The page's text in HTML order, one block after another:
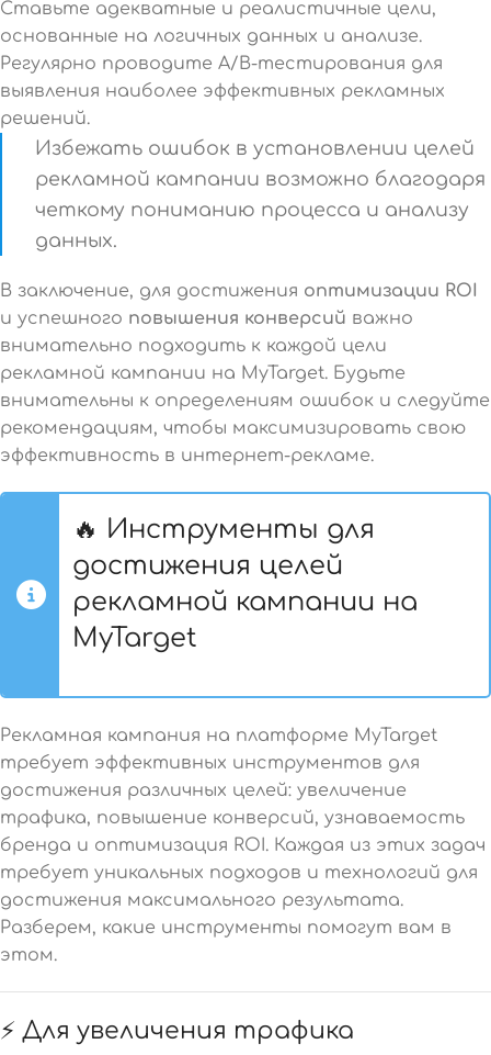
Ставьте адекватные и реалистичные цели,
основанные на логичных данных и анализе.
Регулярно проводите A/B-тестирования для
выявления наиболее эффективных рекламных
решений.
Избежать ошибок в установлении целей
рекламной кампании возможно благодаря
четкому пониманию процесса и анализу
данных.
В заключение, для достижения оптимизации ROI
и успешного повышения конверсий важно
внимательно подходить к каждой цели
рекламной кампании на MyTarget. Будьте
внимательны к определениям ошибок и следуйте
рекомендациям, чтобы максимизировать свою
эффективность в интернет-рекламе.
🔥 Инструменты для
достижения целей
рекламной кампании на
MyTarget
Рекламная кампания на платформе MyTarget
требует эффективных инструментов для
достижения различных целей: увеличение
трафика, повышение конверсий, узнаваемость
бренда и оптимизация ROI. Каждая из этих задач
требует уникальных подходов и технологий для
достижения максимального результата.
Разберем, какие инструменты помогут вам в
этом.
⚡ Для увеличения трафика